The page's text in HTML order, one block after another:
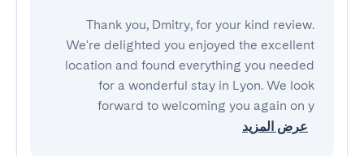
Thank you, Dmitry, for your kind review.
We're delighted you enjoyed the excellent
location and found everything you needed
for a wonderful stay in Lyon. We look
forward to welcoming you again on y
عرض المزيد